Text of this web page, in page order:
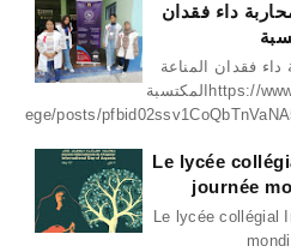
داء فقدان
المكتسبةhttps://www.facebook.com/imammalikcoll
ege/posts/
Le lycée
journée
Le lycée collégial